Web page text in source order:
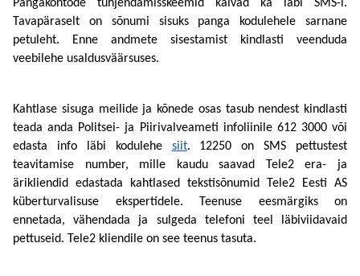
Pangakontode tühjendamisskeemid käivad ka läbi SMS-i.
Tavapäraselt on sõnumi sisuks panga kodulehele sarnane
petuleht. Enne andmete sisestamist kindlasti veenduda
veebilehe usaldusväärsuses.
Kahtlase sisuga meilide ja kõnede osas tasub nendest kindlasti
teada anda Politsei- ja Piirivalveameti infoliinile 612 3000 või
edasta info läbi kodulehe siit. 12250 on SMS pettustest
teavitamise number, mille kaudu saavad Tele2 era- ja
ärikliendid edastada kahtlased tekstisõnumid Tele2 Eesti AS
küberturvalisuse ekspertidele. Teenuse eesmärgiks on
ennetada, vähendada ja sulgeda telefoni teel läbiviidavaid
pettuseid. Tele2 kliendile on see teenus tasuta.